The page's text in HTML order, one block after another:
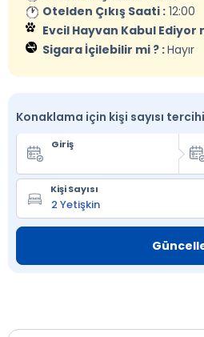
Otelden Çıkış Saati : 12:00
Evcil Hayvan Kabul Ediyor
Sigara İçilebilir mi ? :Hayır
Konaklama için kişi sayısı
Giriş
Kişi Sayısı